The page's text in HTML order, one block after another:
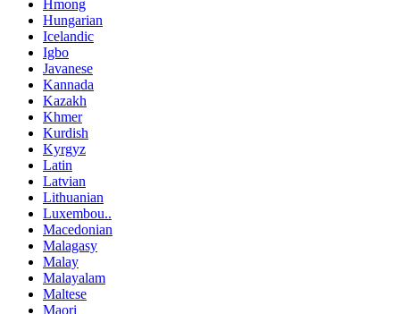
Hmong
Hungarian
Icelandic
Igbo
Javanese
Kannada
Kazakh
Khmer
Kurdish
Kyrgyz
Latin
Latvian
Lithuanian
Luxembou..
Macedonian
Malagasy
Malay
Malayalam
Maltese
Maori